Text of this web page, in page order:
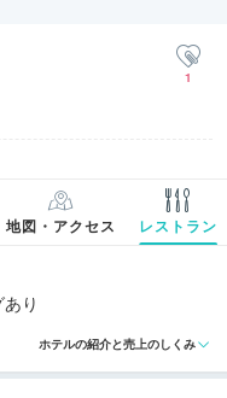
1
地図・アクセス レストラン
り
ホテルの紹介と売上のしくみ